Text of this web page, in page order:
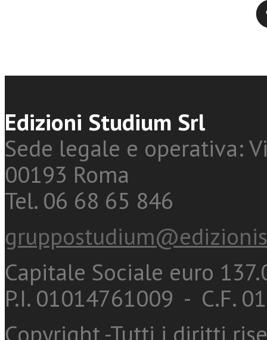
Edizioni Studium Srl
Sede legale e operativa:
00193 Roma
Tel. 06 68 65 846
Capitale Sociale euro
P.I. 01014761009 - C.F.
Copyright -Tutti i diritti